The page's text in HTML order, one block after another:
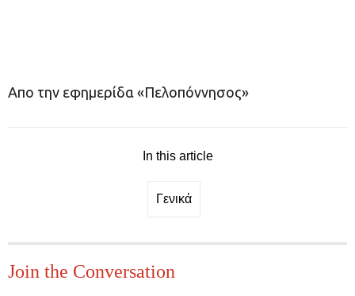
Απο την εφημερίδα «Πελοπόννησος»
In this article
Γενικά
Join the Conversation